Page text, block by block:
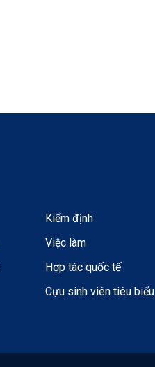
Kiểm định
Việc làm
Hợp tác quốc tế
Cựu sinh viên tiêu biểu